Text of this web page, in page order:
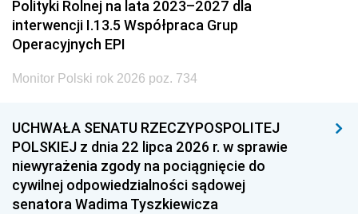
Polityki Rolnej na lata 2023–2027 dla
interwencji I.13.5 Współpraca Grup
Operacyjnych EPI
Monitor Polski rok 2026 poz. 734
UCHWAŁA SENATU RZECZYPOSPOLITEJ
POLSKIEJ z dnia 22 lipca 2026 r. w sprawie
niewyrażenia zgody na pociągnięcie do
cywilnej odpowiedzialności sądowej
senatora Wadima Tyszkiewicza